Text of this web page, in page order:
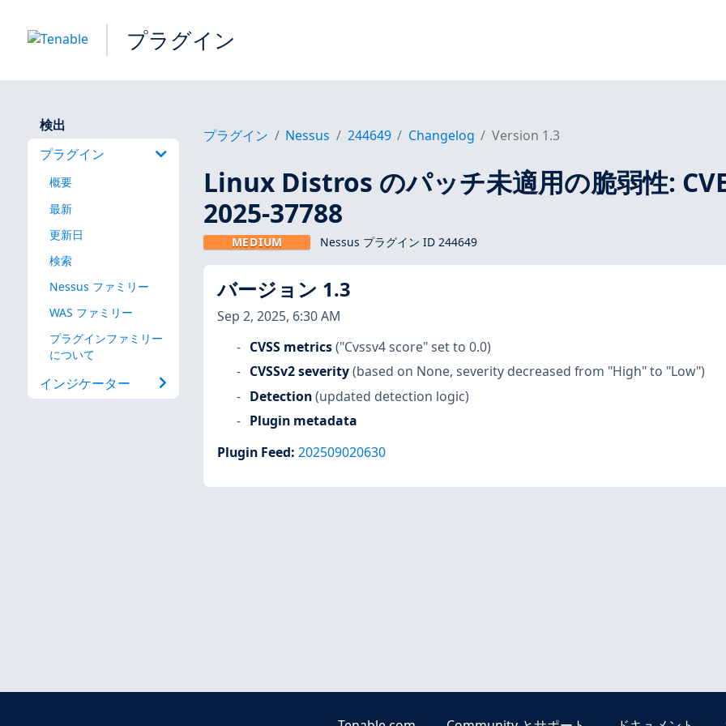
プラグイン
検出
プラグイン
概要
最新
更新日
検索
Nessus ファミリー
WAS ファミリー
プラグインファミリー
について
インジケーター
プラグイン Nessus 244649 Changelog Version 1.3
Linux Distros のパッチ未適用の脆弱性:
2025-37788
MEDIUM Nessus プラグイン ID 244649
バージョン 1.3
Sep 2, 2025, 6:30 AM
CVSS metrics ("Cvssv4 score" set to 0.0)
CVSSv2 severity (based on None, severity decreased from "High" to "Low")
Detection (updated detection logic)
Plugin metadata
Plugin Feed: 202509020630